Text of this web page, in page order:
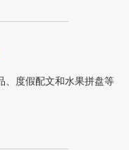
、度假配文和水果拼盘等